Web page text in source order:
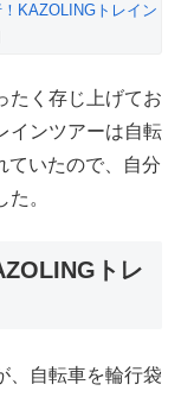
KAZOLINGトレイン
たく存じ上げてお
インツアーは自転
ていたので、自分
。
トレ
、自転車を輪行袋